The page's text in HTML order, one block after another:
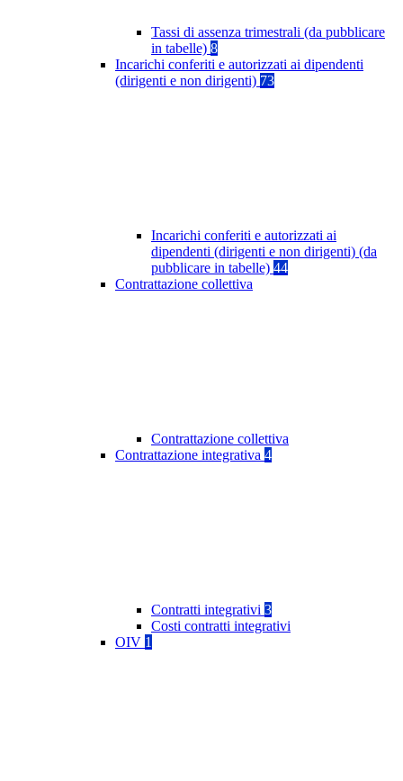
Tassi di assenza trimestrali (da pubblicare
in tabelle) 8
Incarichi conferiti e autorizzati ai dipendenti
(dirigenti e non dirigenti) 73
Incarichi conferiti e autorizzati ai
dipendenti (dirigenti e non dirigenti) (da
pubblicare in tabelle) 44
Contrattazione collettiva
Contrattazione collettiva
Contrattazione integrativa 4
Contratti integrativi 3
Costi contratti integrativi
OIV 1